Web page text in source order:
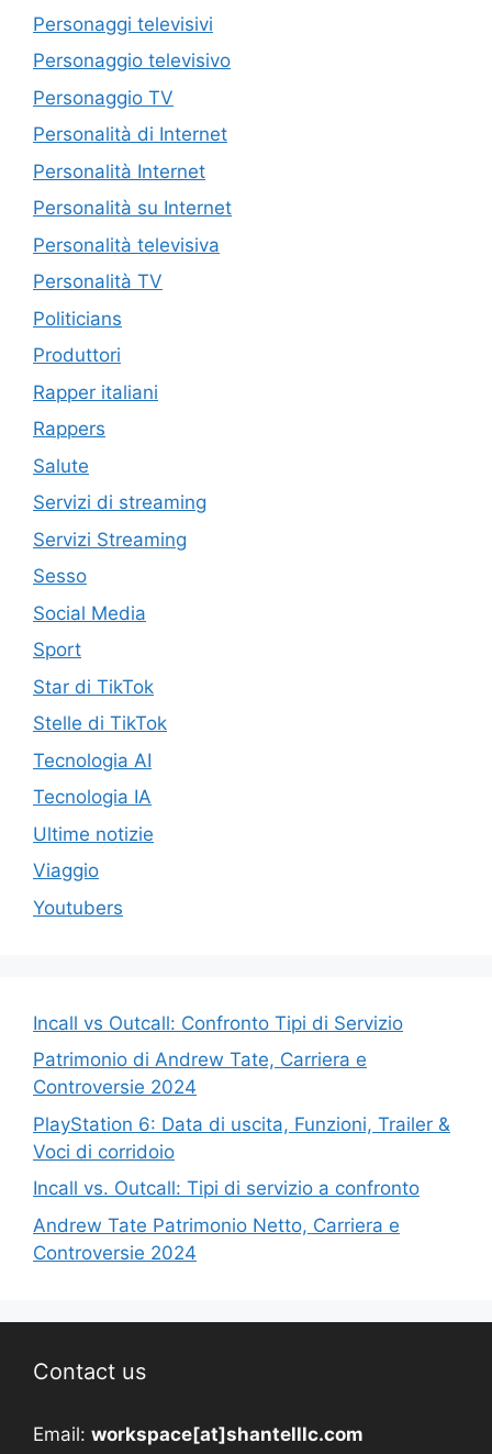
Personaggi televisivi
Personaggio televisivo
Personaggio TV
Personalità di Internet
Personalità Internet
Personalità su Internet
Personalità televisiva
Personalità TV
Politicians
Produttori
Rapper italiani
Rappers
Salute
Servizi di streaming
Servizi Streaming
Sesso
Social Media
Sport
Star di TikTok
Stelle di TikTok
Tecnologia AI
Tecnologia IA
Ultime notizie
Viaggio
Youtubers
Incall vs Outcall: Confronto Tipi di Servizio
Patrimonio di Andrew Tate, Carriera e
Controversie 2024
PlayStation 6: Data di uscita, Funzioni, Trailer &
Voci di corridoio
Incall vs. Outcall: Tipi di servizio a confronto
Andrew Tate Patrimonio Netto, Carriera e
Controversie 2024
Contact us
Email: workspace[at]shantelllc.com